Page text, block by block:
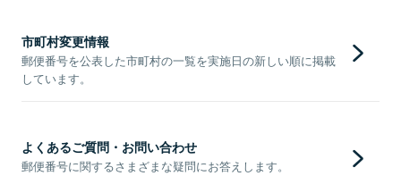
市町村変更情報
郵便番号を公表した市町村の一覧を実施日の新しい順に掲載
しています。
よくあるご質問・お問い合わせ
郵便番号に関するさまざまな疑問にお答えします。